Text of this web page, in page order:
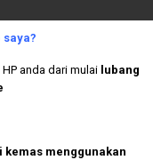
anda dari mulai lubang
kemas menggunakan